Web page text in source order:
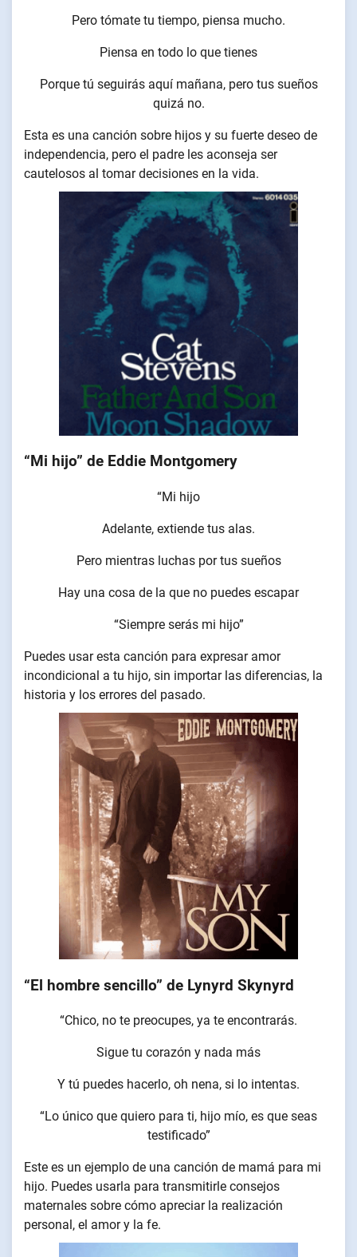
Pero tómate tu tiempo, piensa mucho.
Piensa en todo lo que tienes
Porque tú seguirás aquí mañana, pero tus sueños
quizá no.
Esta es una canción sobre hijos y su fuerte deseo de
independencia, pero el padre les aconseja ser
cautelosos al tomar decisiones en la vida.
“Mi hijo” de Eddie Montgomery
“Mi hijo
Adelante, extiende tus alas.
Pero mientras luchas por tus sueños
Hay una cosa de la que no puedes escapar
“Siempre serás mi hijo”
Puedes usar esta canción para expresar amor
incondicional a tu hijo, sin importar las diferencias, la
historia y los errores del pasado.
“El hombre sencillo” de Lynyrd Skynyrd
“Chico, no te preocupes, ya te encontrarás.
Sigue tu corazón y nada más
Y tú puedes hacerlo, oh nena, si lo intentas.
“Lo único que quiero para ti, hijo mío, es que seas
testificado”
Este es un ejemplo de una canción de mamá para mi
hijo. Puedes usarla para transmitirle consejos
maternales sobre cómo apreciar la realización
personal, el amor y la fe.